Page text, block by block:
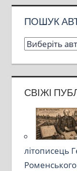
ПОШУК
СВІЖІ
літописець